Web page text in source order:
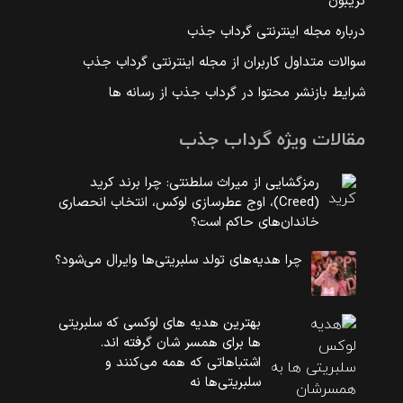
درباره مجله اینترنتی گرداب جذب
سوالات متداول کاربران از مجله اینترنتی گرداب جذب
شرایط بازنشر محتوا در گرداب جذب از رسانه ها
مقالات ویژه گرداب جذب
رمزگشایی از میراث سلطنتی: چرا برند کرید
(Creed)، اوج عطرسازی لوکس، انتخاب انحصاری
خاندان‌های حاکم است؟
چرا هدیه‌های تولد سلبریتی‌ها وایرال می‌شود؟
بهترین هدیه های لوکسی که سلبریتی
ها برای همسر شان گرفته اند.
اشتباهاتی که همه می‌کنند و
سلبریتی‌ها نه